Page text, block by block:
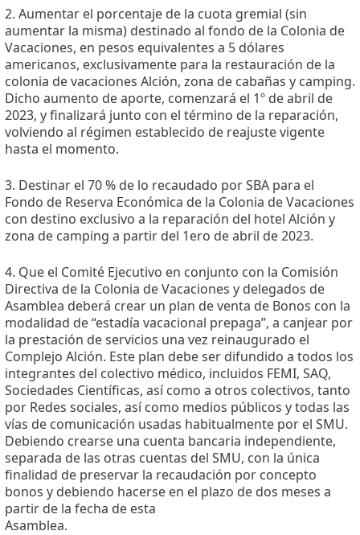
2. Aumentar el porcentaje de la cuota gremial (sin
aumentar la misma) destinado al fondo de la Colonia de
Vacaciones, en pesos equivalentes a 5 dólares
americanos, exclusivamente para la restauración de la
colonia de vacaciones Alción, zona de cabañas y camping.
Dicho aumento de aporte, comenzará el 1º de abril de
2023, y finalizará junto con el término de la reparación,
volviendo al régimen establecido de reajuste vigente
hasta el momento.
3. Destinar el 70 % de lo recaudado por SBA para el
Fondo de Reserva Económica de la Colonia de Vacaciones
con destino exclusivo a la reparación del hotel Alción y
zona de camping a partir del 1ero de abril de 2023.
4. Que el Comité Ejecutivo en conjunto con la Comisión
Directiva de la Colonia de Vacaciones y delegados de
Asamblea deberá crear un plan de venta de Bonos con la
modalidad de “estadía vacacional prepaga”, a canjear por
la prestación de servicios una vez reinaugurado el
Complejo Alción. Este plan debe ser difundido a todos los
integrantes del colectivo médico, incluidos FEMI, SAQ,
Sociedades Científicas, así como a otros colectivos, tanto
por Redes sociales, así como medios públicos y todas las
vías de comunicación usadas habitualmente por el SMU.
Debiendo crearse una cuenta bancaria independiente,
separada de las otras cuentas del SMU, con la única
finalidad de preservar la recaudación por concepto
bonos y debiendo hacerse en el plazo de dos meses a
partir de la fecha de esta
Asamblea.